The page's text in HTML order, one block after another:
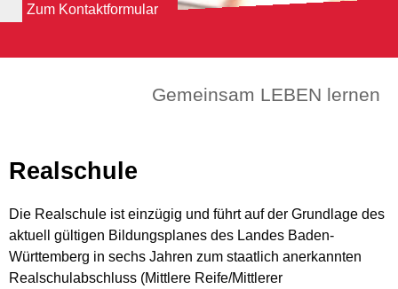
Zum Kontaktformular
Gemeinsam LEBEN lernen
Realschule
Die Realschule ist einzügig und führt auf der Grundlage des
aktuell gültigen Bildungsplanes des Landes Baden-
Württemberg in sechs Jahren zum staatlich anerkannten
Realschulabschluss (Mittlere Reife/Mittlerer